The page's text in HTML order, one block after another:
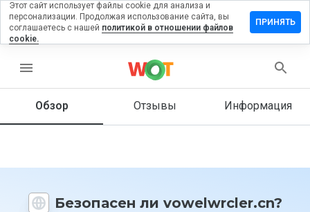
menu
Обзор Отзывы Информация
Безопасен ли vowelwrcler.cn?
на
Как бы
этот
1 до 5?
Этот сайт использует файлы cookie для анализа и
персонализации. Продолжая использование сайта, вы
соглашаетесь с нашей политикой в отношении файлов
cookie.
ПРИНЯТЬ